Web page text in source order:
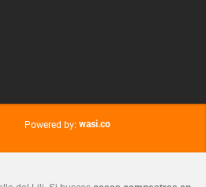
Powered by: wasi.co